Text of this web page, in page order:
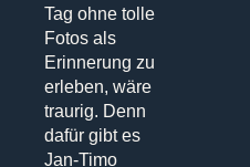
Tag ohne tolle
Fotos als
Erinnerung zu
erleben, wäre
traurig. Denn
dafür gibt es
Jan-Timo